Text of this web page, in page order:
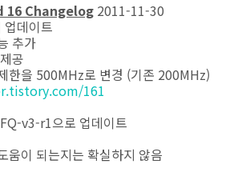
16 Changelog 2011-11-30
데이트
추가
공
한을 500MHz로 변경 (기존 200MHz)
161
v3-r1으로 업데이트
움이 되는지는 확실하지 않음